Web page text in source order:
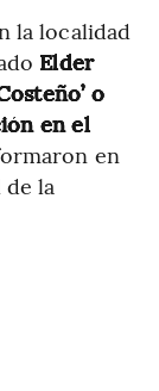
la localidad
Elder
o
en el
en
la